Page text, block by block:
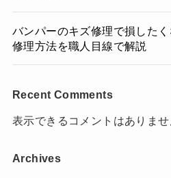
バンパーのキズ修理で損した
修理方法を職人目線で解説
Recent Comments
表示できるコメントはありませ
Archives